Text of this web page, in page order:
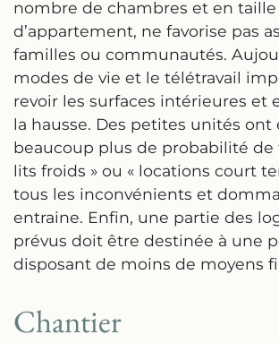
nombre de chambres et en taille
d’appartement, ne favorise pas
familles ou communautés.
modes de vie et le télétravail
revoir les surfaces intérieures et
la hausse. Des petites unités
beaucoup plus de probabilité de
lits froids » ou « locations court
tous les inconvénients et
entraine. Enfin, une partie des
prévus doit être destinée à une
disposant de moins de moyens
Chantier